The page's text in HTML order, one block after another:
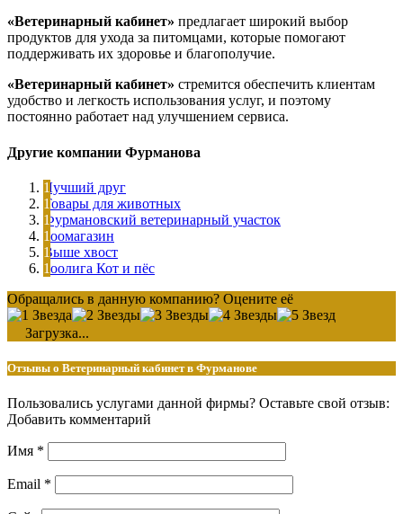
«Ветеринарный кабинет» предлагает широкий выбор
продуктов для ухода за питомцами, которые помогают
поддерживать их здоровье и благополучие.
«Ветеринарный кабинет» стремится обеспечить клиентам
удобство и легкость использования услуг, и поэтому
постоянно работает над улучшением сервиса.
Другие компании Фурманова
Лучший друг
Товары для животных
Фурмановский ветеринарный участок
Зоомагазин
Выше хвост
Зоолига Кот и пёс
Обращались в данную компанию? Оцените её
Загрузка...
Отзывы о Ветеринарный кабинет в Фурманове
Пользовались услугами данной фирмы? Оставьте свой отзыв:
Добавить комментарий
Имя *
Email *